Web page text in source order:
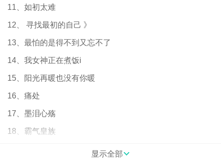
11、如初太难
12、 寻找最初的自己 》
13、最怕的是得不到又忘不了
14、我女神正在煮饭i
15、阳光再暖也没有你暖
16、痛处
17、墨泪心殇
18、霸气皇族
19、〖如果爱,请深爱〗〖因为爱,所以爱〗
显示全部